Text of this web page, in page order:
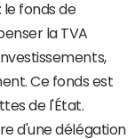
le fonds de
la TVA
Ce fonds est
de l'État.
d'une délégation